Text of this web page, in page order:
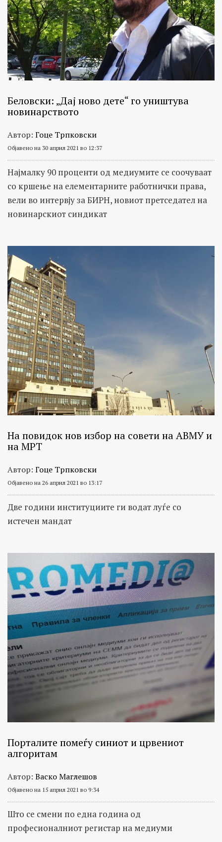
Беловски: „Дај ново дете“ го уништува
новинарството
Автор: Гоце Трпковски
Објавено на 30 април 2021 во 12:37
Најмалку 90 проценти од медиумите се соочуваат
со кршење на елементарните работнички права,
вели во интервју за БИРН, новиот претседател на
новинарскиот синдикат
На повидок нов избор на совети на АВМУ и
на МРТ
Автор: Гоце Трпковски
Објавено на 26 април 2021 во 13:17
Две години институциите ги водат луѓе со
истечен мандат
Порталите помеѓу синиот и црвениот
алгоритам
Автор: Васко Маглешов
Објавено на 15 април 2021 во 9:34
Што се смени по една година од
професионалниот регистар на медиуми